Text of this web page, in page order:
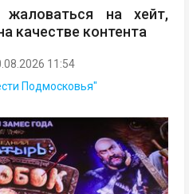
на хейт,
качестве контента
11:54
Подмосковья"